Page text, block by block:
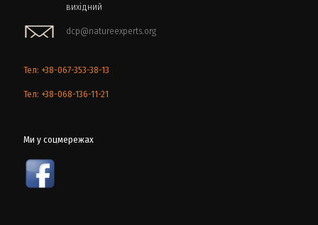
вихідний
dcp@natureexperts.org
Тел: +38-067-353-38-13
Тел: +38-068-136-11-21
Ми у соцмережах